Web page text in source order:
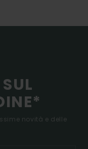
novità e delle